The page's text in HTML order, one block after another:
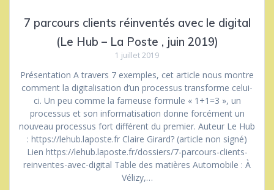
7 parcours clients réinventés avec le digital
(Le Hub – La Poste , juin 2019)
1 juillet 2019
Présentation A travers 7 exemples, cet article nous montre
comment la digitalisation d’un processus transforme celui-
ci. Un peu comme la fameuse formule « 1+1=3 », un
processus et son informatisation donne forcément un
nouveau processus fort différent du premier. Auteur Le Hub
: https://lehub.laposte.fr Claire Girard? (article non signé)
Lien https://lehub.laposte.fr/dossiers/7-parcours-clients-
reinventes-avec-digital Table des matières Automobile : À
Vélizy,…